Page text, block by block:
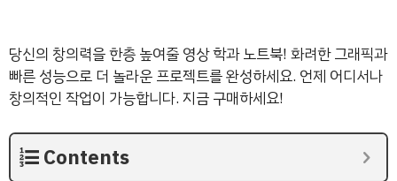
당신의 창의력을 한층 높여줄 영상 학과 노트북! 화려한 그래픽과
빠른 성능으로 더 놀라운 프로젝트를 완성하세요. 언제 어디서나
창의적인 작업이 가능합니다. 지금 구매하세요!
Contents